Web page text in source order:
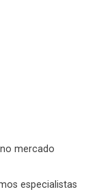
mercado
especialistas